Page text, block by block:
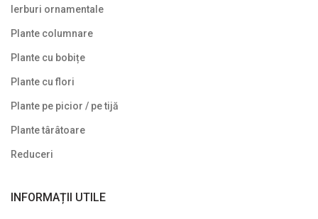
Ierburi ornamentale
Plante columnare
Plante cu bobițe
Plante cu flori
Plante pe picior / pe tijă
Plante târâtoare
Reduceri
INFORMAȚII UTILE